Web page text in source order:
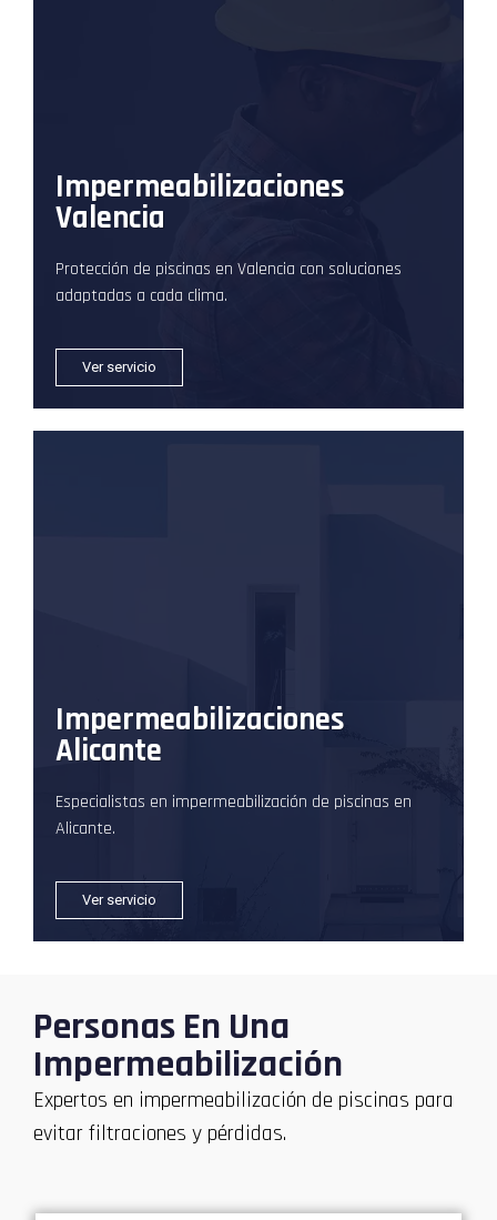
Impermeabilizaciones
Valencia
Protección de piscinas en Valencia con soluciones
adaptadas a cada clima.
Ver servicio
Impermeabilizaciones
Alicante
Especialistas en impermeabilización de piscinas en
Alicante.
Ver servicio
Personas En Una
Impermeabilización
Expertos en impermeabilización de piscinas para
evitar filtraciones y pérdidas.